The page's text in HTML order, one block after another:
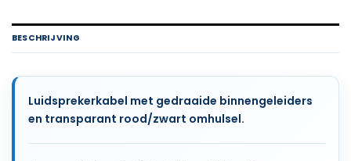
BESCHRIJVING
Luidsprekerkabel met gedraaide binnengeleiders
en transparant rood/zwart omhulsel.